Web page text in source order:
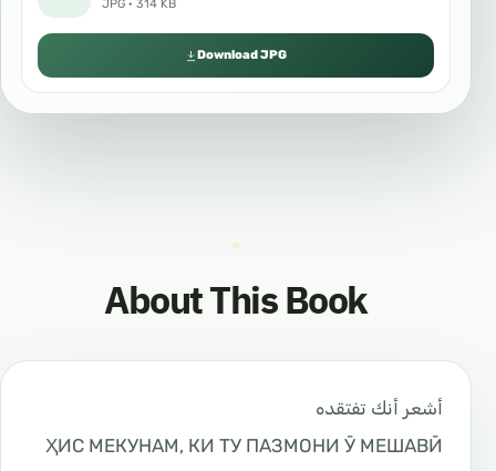
JPG · 314 KB
Download JPG
About This Book
أشعر أنك تفتقده
ҲИС МЕКУНАМ, КИ ТУ ПАЗМОНИ Ӯ МЕШАВӢ